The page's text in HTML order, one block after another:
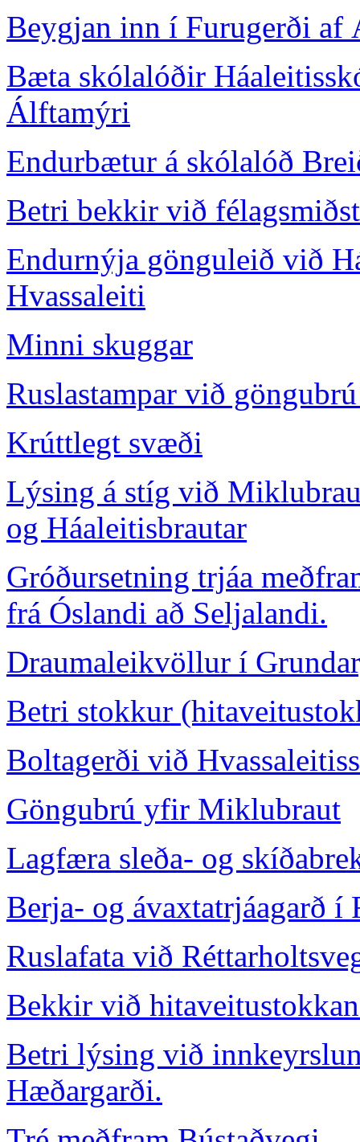
Beygjan inn í Furugerði af
Bæta skólalóðir
Álftamýri
Endurbætur á skólalóð
Betri bekkir við
Endurnýja gönguleið við
Hvassaleiti
Minni skuggar
Ruslastampar við
Krúttlegt svæði
Lýsing á stíg við
og Háaleitisbrautar
Gróðursetning trjáa
frá Óslandi að Seljalandi.
Draumaleikvöllur í
Betri stokkur
Boltagerði við
Göngubrú yfir Miklubraut
Lagfæra sleða- og
Berja- og ávaxtatrjáagarð í
Ruslafata við
Bekkir við
Betri lýsing við
Hæðargarði.